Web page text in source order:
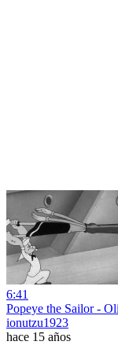
6:41
Popeye the Sailor -
ionutzu1923
hace 15 años